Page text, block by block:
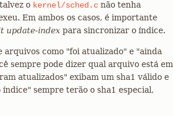
o kernel/sched.c não tenha
Em ambos os casos, é importante
update-index para sincronizar o índice.
como "foi atualizado" e "ainda
sempre pode dizer qual arquivo está em
atualizados" exibam um sha1 válido e
sempre terão o sha1 especial,